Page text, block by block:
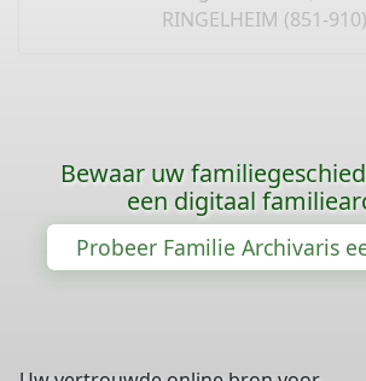
RINGELHEIM (851-
Bewaar uw
een digitaal
Probeer Familie Archivaris